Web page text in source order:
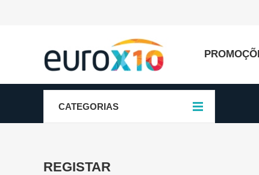
CATEGORIAS
REGISTAR